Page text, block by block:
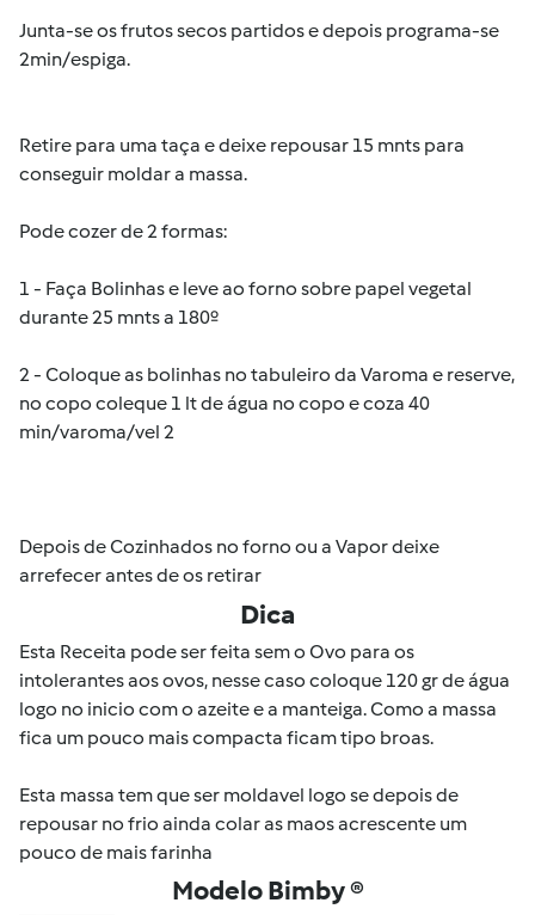
Junta-se os frutos secos partidos e depois programa-se
2min/espiga.
Retire para uma taça e deixe repousar 15 mnts para
conseguir moldar a massa.
Pode cozer de 2 formas:
1 - Faça Bolinhas e leve ao forno sobre papel vegetal
durante 25 mnts a 180º
2 - Coloque as bolinhas no tabuleiro da Varoma e reserve,
no copo coleque 1 lt de água no copo e coza 40
min/varoma/vel 2
Depois de Cozinhados no forno ou a Vapor deixe
arrefecer antes de os retirar
Dica
Esta Receita pode ser feita sem o Ovo para os
intolerantes aos ovos, nesse caso coloque 120 gr de água
logo no inicio com o azeite e a manteiga. Como a massa
fica um pouco mais compacta ficam tipo broas.
Esta massa tem que ser moldavel logo se depois de
repousar no frio ainda colar as maos acrescente um
pouco de mais farinha
Modelo Bimby ®